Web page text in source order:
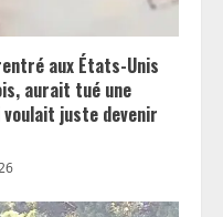
aux États-Unis
aurait tué une
juste devenir